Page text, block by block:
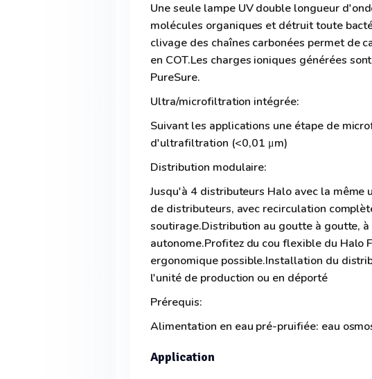
Une seule lampe UV double longueur
molécules organiques et détruit toute
clivage des chaînes carbonées permet de
en COT.Les charges ioniques générées
PureSure.
Ultra/microfiltration intégrée:
Suivant les applications une étape de
d'ultrafiltration (<0,01 μm)
Distribution modulaire:
Jusqu'à 4 distributeurs Halo avec la même
de distributeurs, avec recirculation
soutirage.Distribution au goutte à goutte,
autonome.Profitez du cou flexible du Halo
ergonomique possible.Installation du
l'unité de production ou en déporté
Prérequis:
Alimentation en eau pré-pruifiée: eau
Application